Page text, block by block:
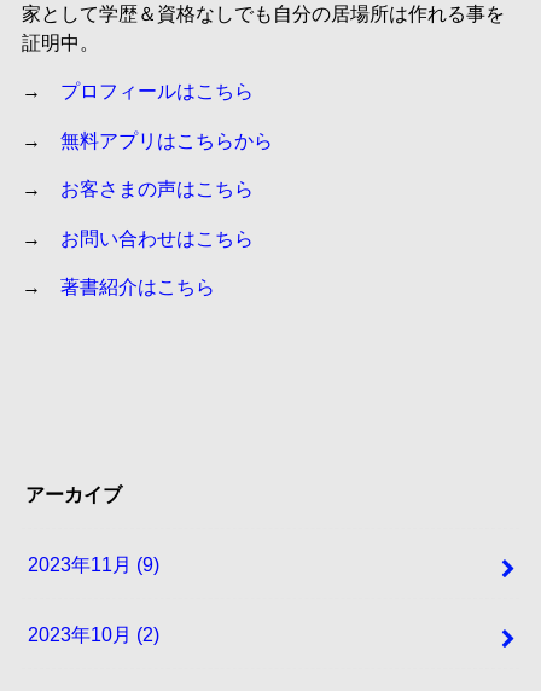
家として学歴＆資格なしでも自分の居場所は作れる事を
証明中。
→ プロフィールはこちら
→ 無料アプリはこちらから
→ お客さまの声はこちら
→ お問い合わせはこちら
→ 著書紹介はこちら
アーカイブ
2023年11月 (9)
2023年10月 (2)